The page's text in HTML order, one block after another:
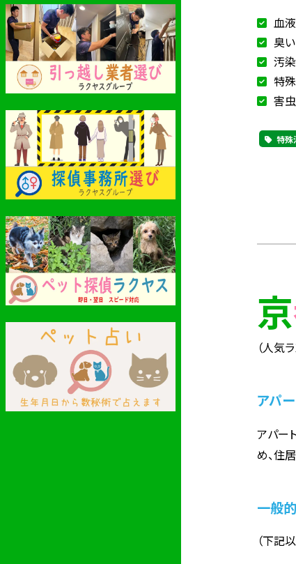
血
臭
汚
特
害
特殊
（人気
アパ
アパー
め、住
一般
（下記